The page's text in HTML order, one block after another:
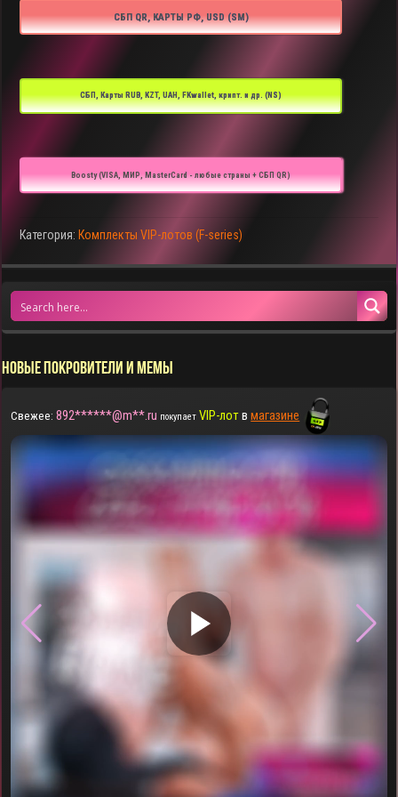
СБП QR, КАРТЫ РФ, USD (SM)
СБП, Карты RUB, KZT, UAH, FKwallet, крипт. и др. (NS)
Boosty (VISA, МИР, MasterCard - любые страны + СБП QR)
Категория: Комплекты VIP-лотов (F-series)
НОВЫЕ ПОКРОВИТЕЛИ И МЕМЫ
Свежее: 892******@m**.ru покупает VIP-лотвмагазине
▶